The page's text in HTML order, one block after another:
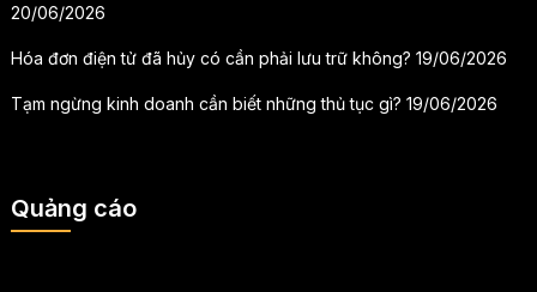
20/06/2026
Hóa đơn điện tử đã hủy có cần phải lưu trữ không? 19/06/2026
Tạm ngừng kinh doanh cần biết những thủ tục gì? 19/06/2026
Quảng cáo